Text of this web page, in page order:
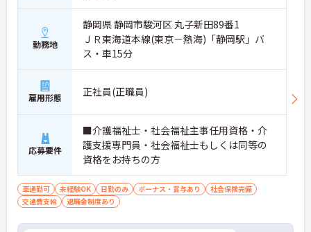
勤務地
静岡県 静岡市駿河区 丸子新田89番1
ＪＲ東海道本線(東京－熱海)「静岡駅」バ
ス・車15分
雇用形態 正社員(正職員)
応募要件
■介護福祉士・社会福祉主事任用資格・介
護支援専門員・社会福祉士もしくは同等の
資格をお持ちの方
車通勤可 未経験OK 日勤のみ ボーナス・賞与あり
社会保険完備
交通費支給
退職金制度あり